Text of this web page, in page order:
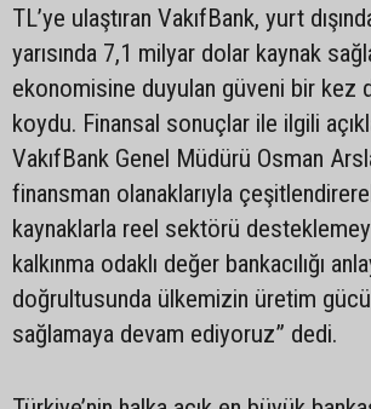
TL’ye ulaştıran VakıfBank, yurt
yarısında 7,1 milyar dolar kaynak
ekonomisine duyulan güveni bir kez
koydu. Finansal sonuçlar ile ilgili
VakıfBank Genel Müdürü Osman
finansman olanaklarıyla
kaynaklarla reel sektörü
kalkınma odaklı değer bankacılığı
doğrultusunda ülkemizin üretim
sağlamaya devam ediyoruz” dedi.